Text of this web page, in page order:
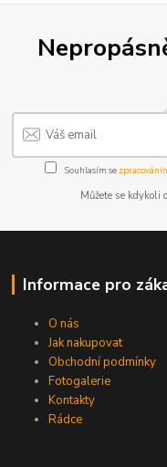
Souhlasím se
Můžete se
Informace pro
O nás
Jak nakupovat
Obchodní podmínky
Fotogalerie
Kontakty
Rádce